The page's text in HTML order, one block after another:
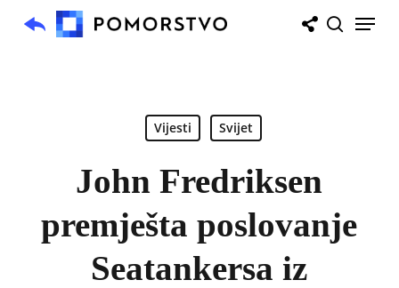
Menu
Vijesti Svijet
John Fredriksen
premješta poslovanje
Seatankersa iz